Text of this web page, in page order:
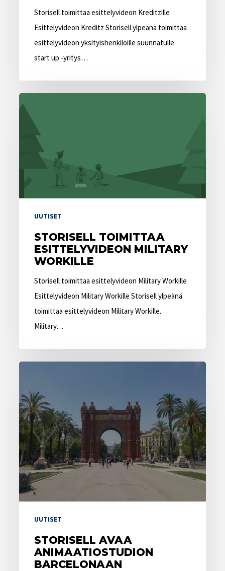
Storisell toimittaa esittelyvideon Kreditzille
Esittelyvideon Kreditz Storisell ylpeänä toimittaa
esittelyvideon yksityishenkilöille suunnatulle
start up -yritys…
toimittaa
esittelyvideon
Military
Workille
UUTISET
STORISELL TOIMITTAA
ESITTELYVIDEON MILITARY
WORKILLE
Storisell toimittaa esittelyvideon Military Workille
Esittelyvideon Military Workille Storisell ylpeänä
toimittaa esittelyvideon Military Workille.
Military…
animaatiostudion
Barcelonaan
UUTISET
STORISELL AVAA
ANIMAATIOSTUDION
BARCELONAAN